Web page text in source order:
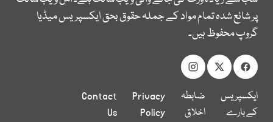
پر شائع شدہ تمام مواد کے جملہ حقوق بحق ایکسپریس میڈیا
گروپ محفوظ ہیں۔
ایکسپریس
کے بارے
ضابطہ
اخلاق
Privacy
Policy
Contact
Us